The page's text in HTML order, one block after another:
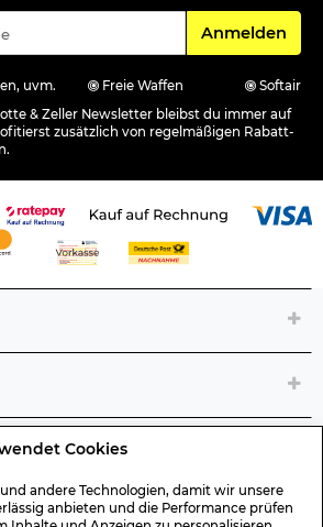
Cookies
andere Technologien, damit wir unsere
anbieten und die Performance prüfen
Für den
Anmelden
uvm. Freie Waffen
Softair
& Zeller Newsletter bleibst du immer auf
zusätzlich von regelmäßigen Rabatt-